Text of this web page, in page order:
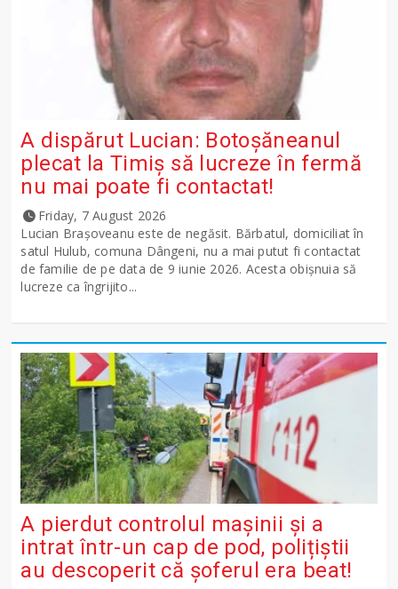
A dispărut Lucian: Botoșăneanul
plecat la Timiș să lucreze în fermă
nu mai poate fi contactat!
Friday, 7 August 2026
Lucian Brașoveanu este de negăsit. Bărbatul, domiciliat în
satul Hulub, comuna Dângeni, nu a mai putut fi contactat
de familie de pe data de 9 iunie 2026. Acesta obișnuia să
lucreze ca îngrijito...
A pierdut controlul mașinii și a
intrat într-un cap de pod, polițiștii
au descoperit că șoferul era beat!